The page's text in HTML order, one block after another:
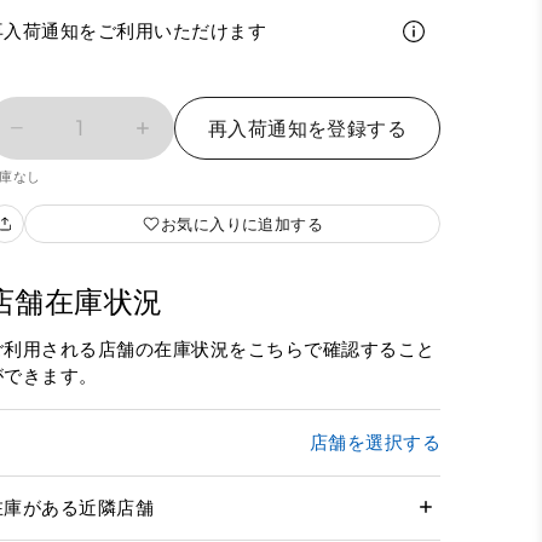
入荷通知をご利用いただけます
1 再入荷通知を登録する
なし
お気に入りに追加する
舗在庫状況
利用される店舗の在庫状況をこちらで確認すること
きます。
店舗を選択する
庫がある近隣店舗